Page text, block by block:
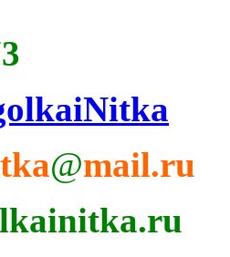
@mail.ru